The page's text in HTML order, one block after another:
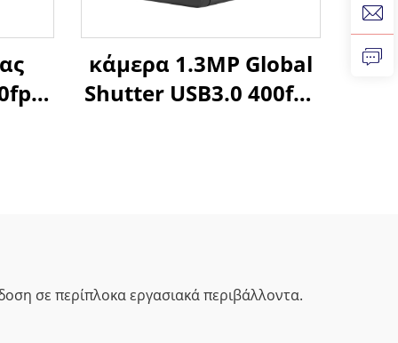
κάμερα 1.3MP Global
Shutter USB3.0 400fps
σε περίπλοκα εργασιακά περιβάλλοντα.